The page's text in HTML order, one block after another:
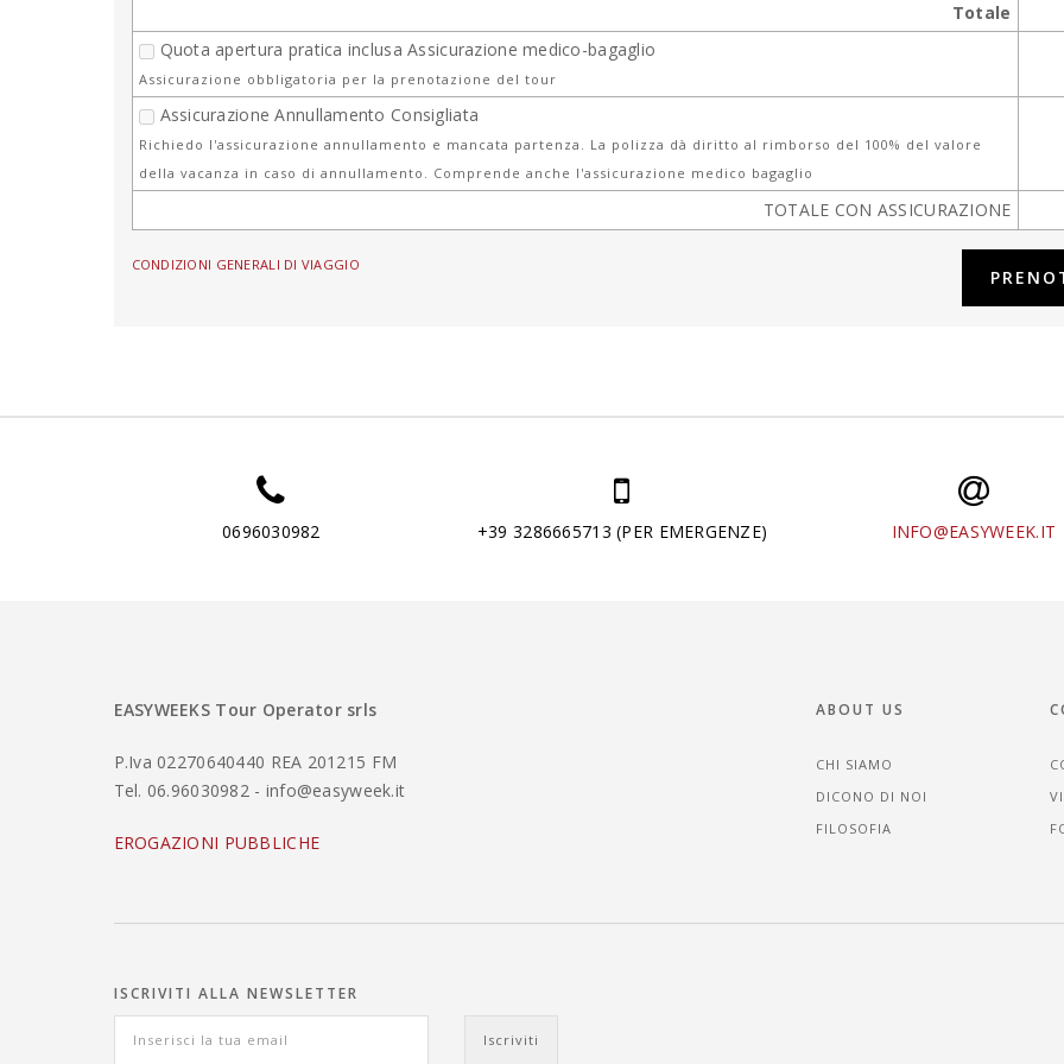
Totale
Quota apertura pratica inclusa Assicurazione medico-bagaglio
Assicurazione obbligatoria per la prenotazione del tour
Assicurazione Annullamento Consigliata
Richiedo l'assicurazione annullamento e mancata partenza. La polizza dà diritto al rimborso del 100% del valore
della vacanza in caso di annullamento. Comprende anche l'assicurazione medico bagaglio
TOTALE CON ASSICURAZIONE
CONDIZIONI GENERALI DI VIAGGIO
0696030982 +39 3286665713 (PER EMERGENZE) INFO@EASYWEEK.IT
EASYWEEKS Tour Operator srls
P.Iva 02270640440 REA 201215 FM
Tel. 06.96030982 - info@easyweek.it
EROGAZIONI PUBBLICHE
ABOUT US
CHI SIAMO
DICONO DI NOI
FILOSOFIA
ISCRIVITI ALLA NEWSLETTER